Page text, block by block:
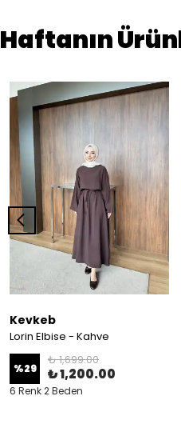
Haftanın
Kevkeb
Lorin Elbise - Kahve
%29
₺ 1,699.00
₺ 1,200.00
6 Renk 2 Beden